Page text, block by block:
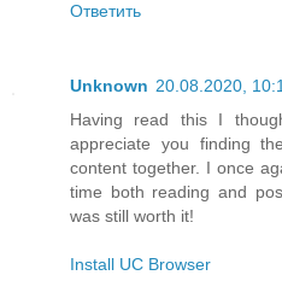
Ответить
Unknown 20.08.2020,
Having read this I
appreciate you finding
content together. I once
time both reading and
was still worth it!
Install UC Browser